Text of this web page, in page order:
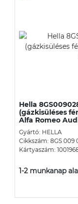
Hella
(gázkisüléses
Alfa Romeo
Gyártó: HELLA
Cikkszám: 8GS 009
Kártyaszám:
1-2 munkanap